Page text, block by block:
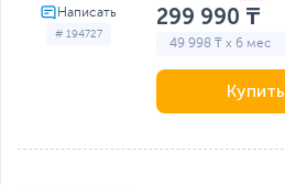
# 194727
299 990 ₸
49 998 ₸ x 6 мес
Купить